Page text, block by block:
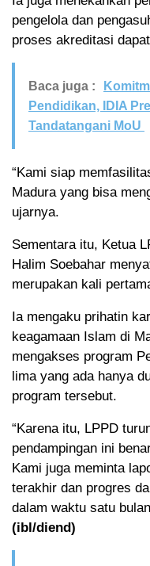
pengelola dan
proses akreditasi
Baca juga :
Pendidikan, IDIA
Tandatangani MoU
“Kami siap
Madura yang bisa
ujarnya.
Sementara itu, Ketua
Halim Soebahar
merupakan kali
Ia mengaku prihatin
keagamaan Islam di
mengakses program
lima yang ada hanya
program tersebut.
“Karena itu, LPPD
pendampingan ini
Kami juga meminta
terakhir dan progres
dalam waktu satu
(ibl/diend)